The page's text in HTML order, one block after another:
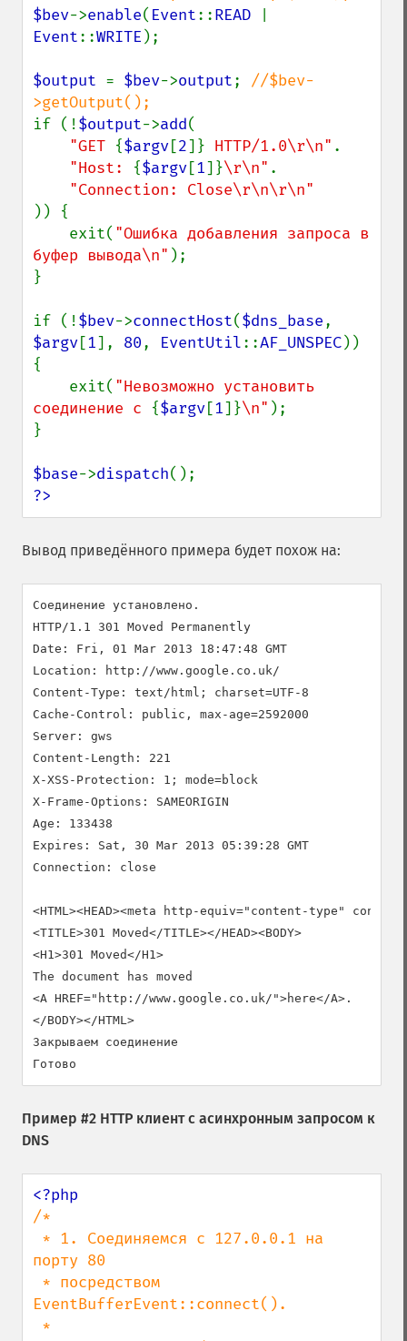
$bev->enable( Event::READ
Event::WRITE );
$output = $bev->output; //$bev-
if (!$output->add(
"GET {$argv[2]} HTTP/1.0\r\n" .
"Host: {$argv[1]}\r\n" .
)) {
    exit(
"Ошибка добавления запроса в
буфер вывода\n" );
}
if (!$bev->connectHost($dns_base
$argv[1], 80, EventUtil::AF_UNSPEC))
{
    exit(
"Невозможно установить
соединение с {$argv[1]}\n" );
}
$base->dispatch
?>
Вывод приведённого примера будет похож на:
Соединение установлено.
HTTP/1.1 301 Moved Permanently
Date: Fri, 01 Mar 2013 18:47:48 GMT
Location: http://www.google.co.uk/
Content-Type: text/html; charset=UTF-8
Cache-Control: public, max-age=2592000
Server: gws
Content-Length: 221
X-XSS-Protection: 1; mode=block
X-Frame-Options: SAMEORIGIN
Age: 133438
Expires: Sat, 30 Mar 2013 05:39:28 GMT
Connection: close
<HTML><HEAD><meta http-equiv="content-type"
<TITLE>301 Moved</TITLE></HEAD><BODY>
<H1>301 Moved</H1>
The document has moved
<A HREF="http://www.google.co.uk/">here</A>.
</BODY></HTML>
Закрываем соединение
Пример #2 HTTP клиент с асинхронным запросом к
DNS
/*
порту 80
EventBufferEvent::connect().